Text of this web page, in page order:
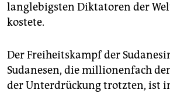
langlebigsten Diktatoren der
kostete.
Der Freiheitskampf der
Sudanesen, die millionenfach
der Unterdrückung trotzten, ist